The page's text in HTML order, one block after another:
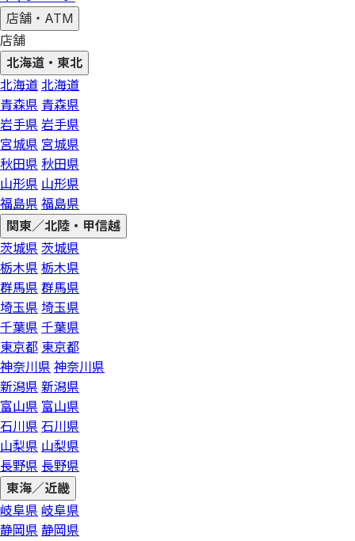
店舗・ATM
店舗
北海道・東北
北海道 北海道
青森県 青森県
岩手県 岩手県
宮城県 宮城県
秋田県 秋田県
山形県 山形県
福島県 福島県
関東／北陸・甲信越
茨城県 茨城県
栃木県 栃木県
群馬県 群馬県
埼玉県 埼玉県
千葉県 千葉県
東京都 東京都
神奈川県 神奈川県
新潟県 新潟県
富山県 富山県
石川県 石川県
山梨県 山梨県
長野県 長野県
東海／近畿
岐阜県 岐阜県
静岡県 静岡県